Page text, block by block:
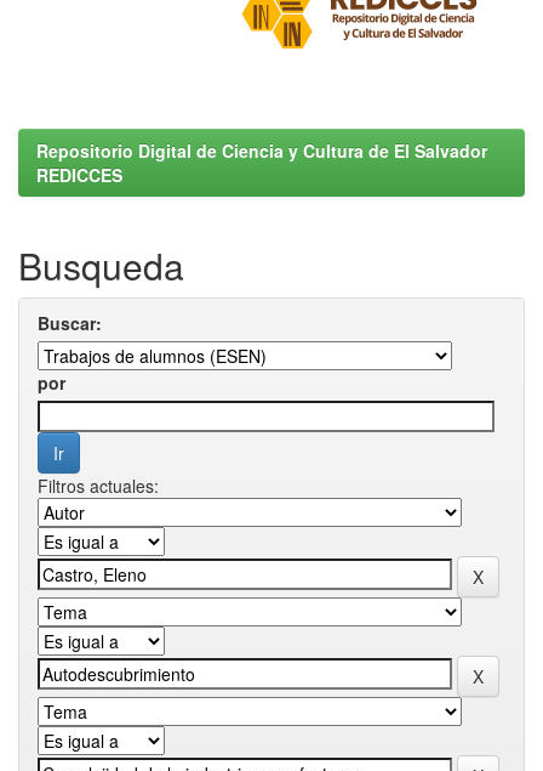
Repositorio Digital de Ciencia y Cultura de El Salvador
REDICCES
Busqueda
Buscar:
por
Filtros actuales: